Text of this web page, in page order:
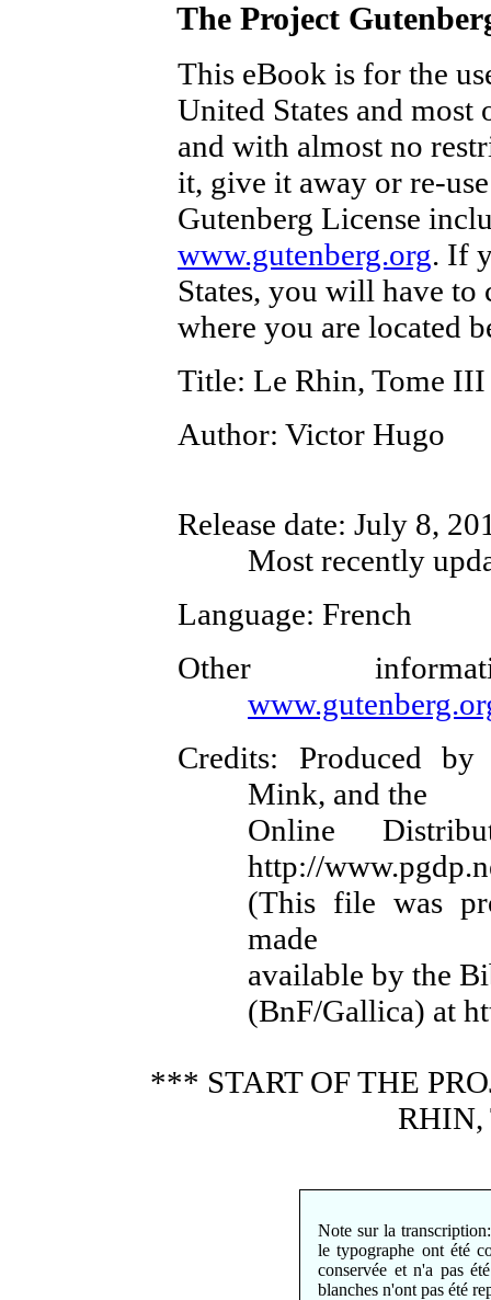
The Project
This eBook is for the
United States and
and with almost no
it, give it away or re-
Gutenberg License
www.gutenberg.org. If
States, you will have
where you are located
Title: Le Rhin, Tome III
Author: Victor Hugo
Release date: July 8,
Most recently
Language: French
Other
Credits: Produced by
Mink, and the
Online
http://
(This file was
made
available by the
(BnF/Gallica) at
*** START OF THE
Note sur la
le typographe ont été
conservée et n'a pas
blanches n'ont pas été